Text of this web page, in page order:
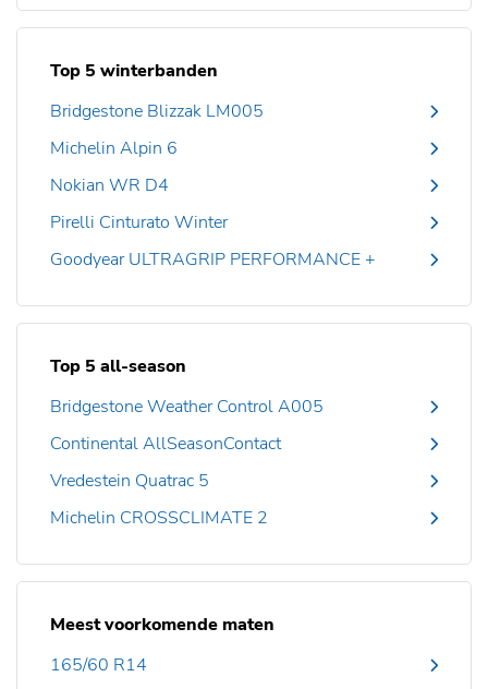
Top 5 winterbanden
Bridgestone Blizzak LM005
Michelin Alpin 6
Nokian WR D4
Pirelli Cinturato Winter
Goodyear ULTRAGRIP PERFORMANCE +
Top 5 all-season
Bridgestone Weather Control A005
Continental AllSeasonContact
Vredestein Quatrac 5
Michelin CROSSCLIMATE 2
Meest voorkomende maten
165/60 R14